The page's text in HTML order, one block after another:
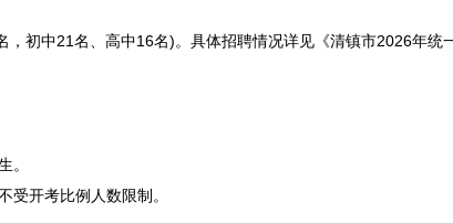
，初中21名、高中16名)。具体招聘情况详见《清镇市2026年统
。
受开考比例人数限制。